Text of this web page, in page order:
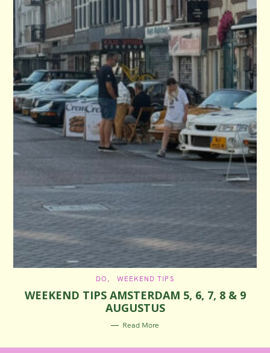
C
T
E
G
O
R
I
DO WEEKEND TIPS
WEEKEND TIPS AMSTERDAM 5, 6, 7, 8 & 9
AUGUSTUS
Read More